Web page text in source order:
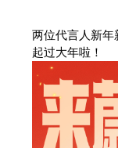
两位代言人新年
起过大年啦！